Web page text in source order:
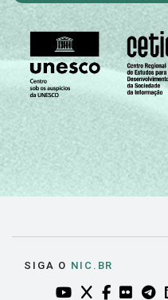
SIGA O NIC.BR
YOUTUBE DO
TWITTER DO